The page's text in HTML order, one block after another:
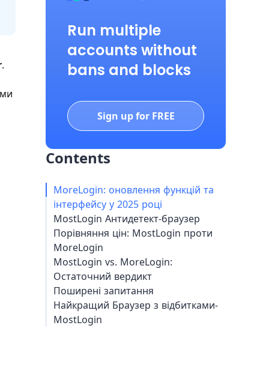
.
Run multiple
accounts without
bans and blocks
Sign up for FREE
Contents
MoreLogin: оновлення функцій та
інтерфейсу у 2025 році
MostLogin Антидетект-браузер
Порівняння цін: MostLogin проти
MoreLogin
MostLogin vs. MoreLogin:
Остаточний вердикт
Поширені запитання
Найкращий Браузер з відбитками-
MostLogin